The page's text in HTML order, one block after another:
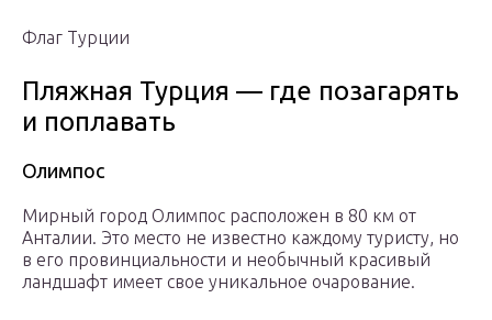
Флаг Турции
Пляжная Турция — где позагарять
и поплавать
Олимпос
Мирный город Олимпос расположен в 80 км от
Анталии. Это место не известно каждому туристу, но
в его провинциальности и необычный красивый
ландшафт имеет свое уникальное очарование.